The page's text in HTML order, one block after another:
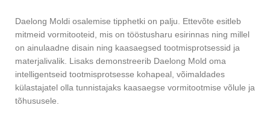
Daelong Moldi osalemise tipphetki on palju. Ettevõte esitleb
mitmeid vormitooteid, mis on tööstusharu esirinnas ning millel
on ainulaadne disain ning kaasaegsed tootmisprotsessid ja
materjalivalik. Lisaks demonstreerib Daelong Mold oma
intelligentseid tootmisprotsesse kohapeal, võimaldades
külastajatel olla tunnistajaks kaasaegse vormitootmise võlule ja
tõhususele.